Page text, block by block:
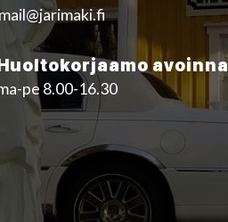
avoinna
pe 8.00-16.30